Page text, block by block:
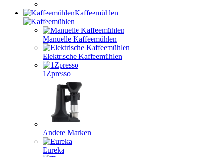
Kaffeemühlen
Manuelle Kaffeemühlen
Elektrische Kaffeemühlen
1Zpresso
Andere Marken
Eureka